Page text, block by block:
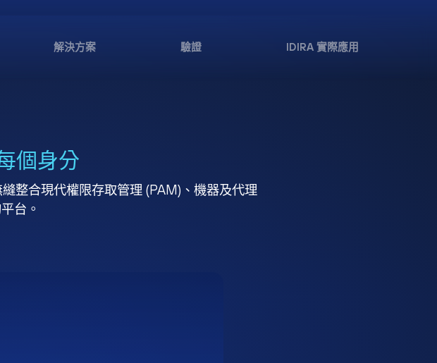
解決方案 驗證 IDIRA 實際應用
個身分
縫整合現代權限存取管理 (PAM)、機器及代理
台。